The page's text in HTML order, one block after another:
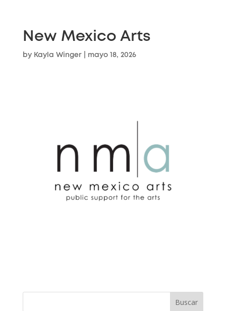
New Mexico Arts
by Kayla Winger| mayo 18, 2026
Buscar